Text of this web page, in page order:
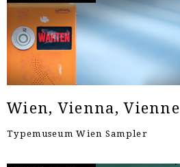
Wien, Vienna, Vienne
Typemuseum Wien Sampler